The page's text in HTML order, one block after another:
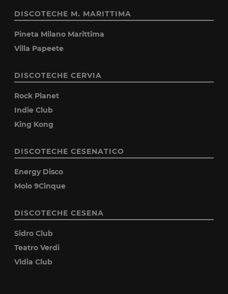
DISCOTECHE M. MARITTIMA
Pineta Milano Marittima
Villa Papeete
DISCOTECHE CERVIA
Rock Planet
Indie Club
King Kong
DISCOTECHE CESENATICO
Energy Disco
Molo 9Cinque
DISCOTECHE CESENA
Sidro Club
Teatro Verdi
Vidia Club